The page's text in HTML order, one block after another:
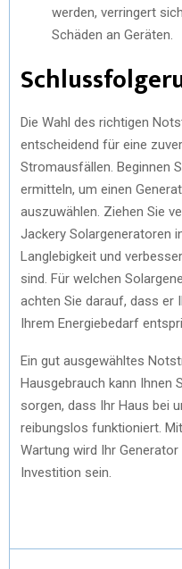
werden, verringert
Schäden an Geräten.
Die Wahl des richtigen
entscheidend für eine
Stromausfällen. Beginnen
ermitteln, um einen
auszuwählen. Ziehen Sie
Jackery Solargeneratoren
Langlebigkeit und
sind. Für welchen
achten Sie darauf, dass er
Ihrem Energiebedarf
Ein gut ausgewähltes
Hausgebrauch kann Ihnen
sorgen, dass Ihr Haus bei
reibungslos funktioniert.
Wartung wird Ihr
Investition sein.